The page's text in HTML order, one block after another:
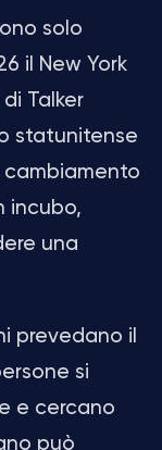
solo
il New York
Talker
statunitense
incubo,
una
prevedano il
si
e cercano
può